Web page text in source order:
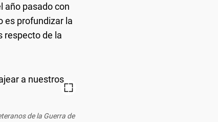
año pasado con
es profundizar la
respecto de la
de la Guerra de